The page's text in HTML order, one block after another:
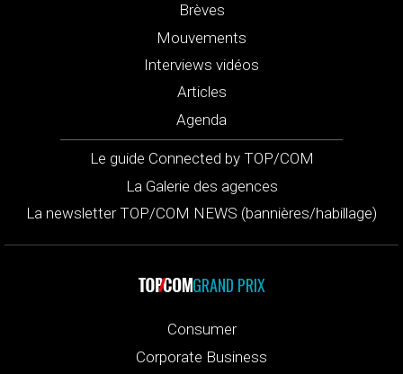
Brèves
Mouvements
Interviews vidéos
Articles
Agenda
Le guide Connected by TOP/COM
La Galerie des agences
La newsletter TOP/COM NEWS (bannières/habillage)
GRAND PRIX
Consumer
Corporate Business